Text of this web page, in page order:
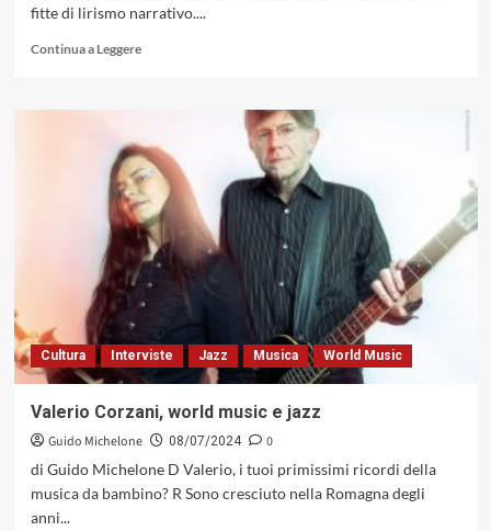
fitte di lirismo narrativo....
Continua a LeggereLeggi
Mediterranei»
di
Pieranunzi,
Mirabassi
e
Johnson,
quando
sogno
semplicità
e
diventano
le
della
Cultura Interviste Jazz Musica World Music
Valerio Corzani, world music e jazz
Guido Michelone 08/07/2024
0
di Guido Michelone D Valerio, i tuoi primissimi ricordi della
musica da bambino? R Sono cresciuto nella Romagna degli
anni...